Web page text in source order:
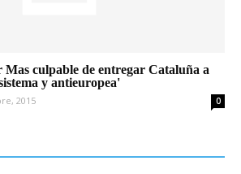
culpable de entregar Cataluña a
y antieuropea'
2015 0